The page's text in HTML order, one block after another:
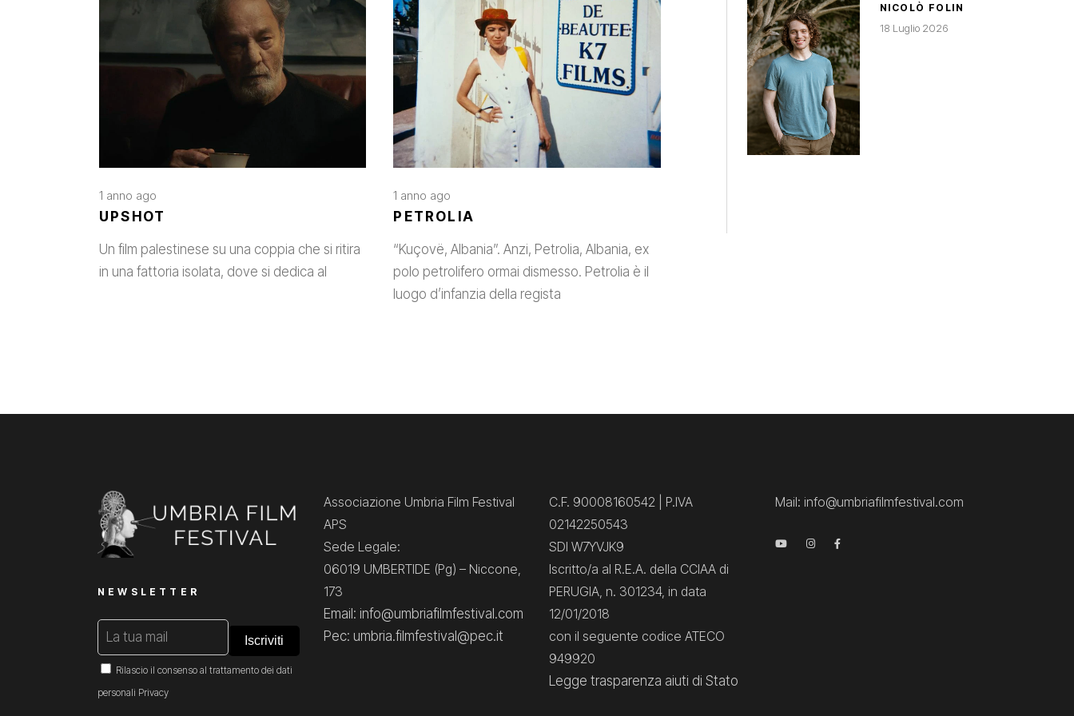
1 anno ago
UPSHOT
Un film palestinese su una coppia che si ritira
in una fattoria isolata, dove si dedica al
1 anno ago
PETROLIA
“Kuçovë, Albania”. Anzi, Petrolia, Albania, ex
polo petrolifero ormai dismesso. Petrolia è il
luogo d’infanzia della regista
NICOLÒ FOLIN
18 Luglio 2026
NEWSLETTER
Rilascio il consenso al trattamento dei dati
personali Privacy
Associazione Umbria Film Festival
APS
Sede Legale:
06019 UMBERTIDE (Pg) – Niccone,
173
Email: info@umbriafilmfestival.com
Pec: umbria.filmfestival@pec.it
C.F. 90008160542 | P.IVA
02142250543
SDI W7YVJK9
Iscritto/a al R.E.A. della CCIAA di
PERUGIA, n. 301234, in data
12/01/2018
con il seguente codice ATECO
949920
Legge trasparenza aiuti di Stato
Mail: info@umbriafilmfestival.com